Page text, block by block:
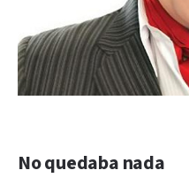
No quedaba nada